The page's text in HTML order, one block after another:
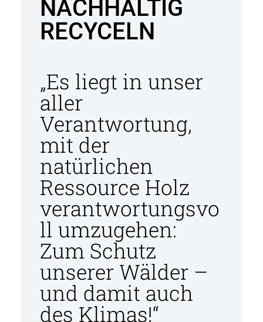
NACHHALTIG
RECYCELN
„Es liegt in unser
aller
Verantwortung,
mit der
natürlichen
Ressource Holz
verantwortungsvo
ll umzugehen:
Zum Schutz
unserer Wälder –
und damit auch
des Klimas!“